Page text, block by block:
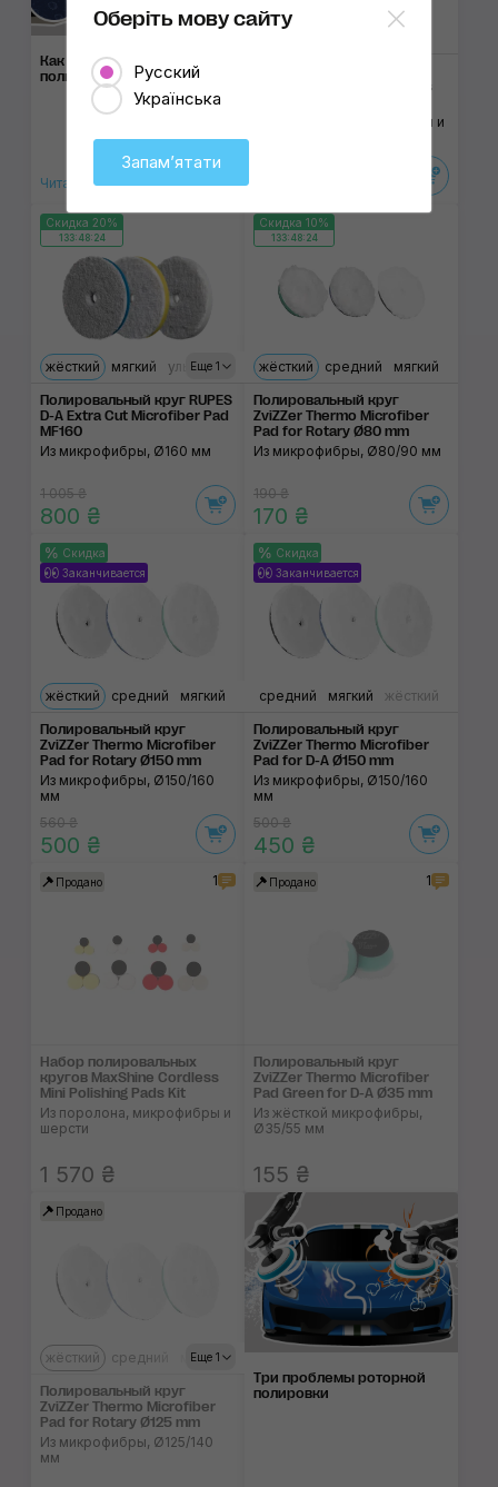
Как понять, что пора на
полировку
Читать статью
кругов MaxShine Cordless
Из поролона, микрофибры и
Скидка 20%
133:48:24
Еще 1
жёсткий мягкий ультрамягкий
Полировальный круг RUPES
D-A Extra Cut Microfiber Pad
MF160
Из микрофибры, Ø160 мм
1 005 ₴
800 ₴
Скидка 10%
133:48:24
жёсткий средний мягкий
Полировальный круг
ZviZZer Thermo Microfiber
Pad for Rotary Ø80 mm
Из микрофибры, Ø80/90 мм
190 ₴
170 ₴
Скидка
Заканчивается
жёсткий средний мягкий
Полировальный круг
ZviZZer Thermo Microfiber
Pad for Rotary Ø150 mm
Из микрофибры, Ø150/160
мм
560 ₴
500 ₴
Скидка
Заканчивается
средний мягкий жёсткий
Полировальный круг
ZviZZer Thermo Microfiber
Pad for D-A Ø150 mm
Из микрофибры, Ø150/160
мм
500 ₴
450 ₴
Продано 1
Набор полировальных
кругов MaxShine Cordless
Mini Polishing Pads Kit
Из поролона, микрофибры и
шерсти
1 570 ₴
Продано 1
Полировальный круг
ZviZZer Thermo Microfiber
Pad Green for D-A Ø35 mm
Из жёсткой микрофибры,
Ø35/55 мм
155 ₴
Продано
Еще 1
жёсткий средний мягкий
Полировальный круг
ZviZZer Thermo Microfiber
Pad for Rotary Ø125 mm
Из микрофибры, Ø125/140
мм
Три проблемы роторной
полировки
Оберіть мову сайту
Русский
Українська
Запамʼятати